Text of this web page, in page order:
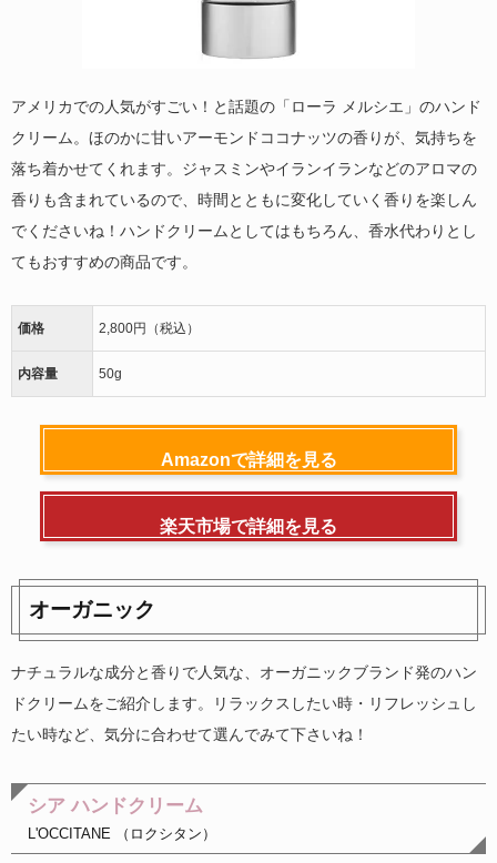
アメリカでの人気がすごい！と話題の「ローラ メルシエ」のハンド
クリーム。ほのかに甘いアーモンドココナッツの香りが、気持ちを
落ち着かせてくれます。ジャスミンやイランイランなどのアロマの
香りも含まれているので、時間とともに変化していく香りを楽しん
でくださいね！ハンドクリームとしてはもちろん、香水代わりとし
てもおすすめの商品です。
価格 2,800円（税込）
内容量 50g
Amazonで詳細を見る
楽天市場で詳細を見る
オーガニック
ナチュラルな成分と香りで人気な、オーガニックブランド発のハン
ドクリームをご紹介します。リラックスしたい時・リフレッシュし
たい時など、気分に合わせて選んでみて下さいね！
シア ハンドクリーム
L'OCCITANE （ロクシタン）